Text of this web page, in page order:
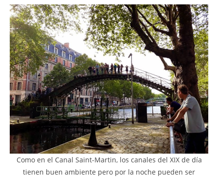
Como en el Canal Saint-Martin, los canales del XIX de día
tienen buen ambiente pero por la noche pueden ser